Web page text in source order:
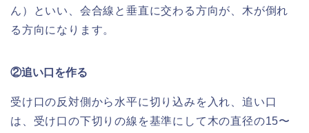
ん）といい、会合線と垂直に交わる方向が、木が倒れ
る方向になります。
②追い口を作る
受け口の反対側から水平に切り込みを入れ、追い口
は、受け口の下切りの線を基準にして木の直径の15〜